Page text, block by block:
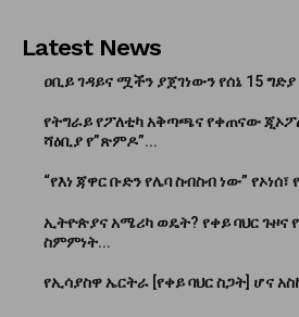
Latest News
ዐቢይ ገዳይና ሟችን ያጀገነውን የሰኔ 15
የትግራይ የፖለቲካ አቅጣጫና የቀጠናው
ሻዕቢያ የ”ጽምዶ”...
“የእነ ጃዋር ቡድን የሌባ ስብስብ ነው” የኦነሰ፣
ኢትዮጵያና አሜሪካ ወዴት? የቀይ ባህር ጉዞና
ስምምነት...
የኢሳያስዋ ኤርትራ [የቀይ ባህር ስጋት] ሆና